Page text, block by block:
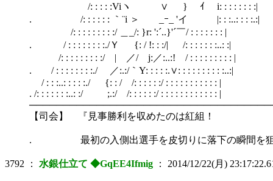
/: : : : :Viヽ ∨ } ｲゝ i: : : : : : : :|
. /: : : : : : ｀¨i ＞ _ｰ_ 'イ |: : :..: : : :.:|
/: : : : : : : : :/ ＿_/: }r: ':´..}'´￣/ : : : : : : : |
. / : : : : : : : :./Ｙ {: / !: : :/| /: : : : : : :..: :|
/: : : : : : : : :/ | ／/ j:／:..:! / : : : : : : : : : |
. / : : : : : : : :./ ／:.:/｀Y: : : : :.∨: : : : : : : : : :..:|
/ : : :..: : : : :./ {: : / /: : : : : :/ : : : : : : : : : : : |
. /: : : : : : :..: :/ ;.:/ /: : : : : :/ : : : : : : : : : : : : |
【司会】 『見事勝利を収めたのは紅組！
. 最初の入側出選手を皮切りに落下の瞬間を狙っ
3792 ： 水銀仕立て ◆GqEE4Ifmig ： 2014/12/22(月)